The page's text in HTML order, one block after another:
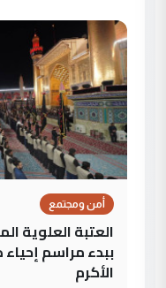
أمن ومجتمع
العتبة العلوية
ببدء مراسم
الأكرم